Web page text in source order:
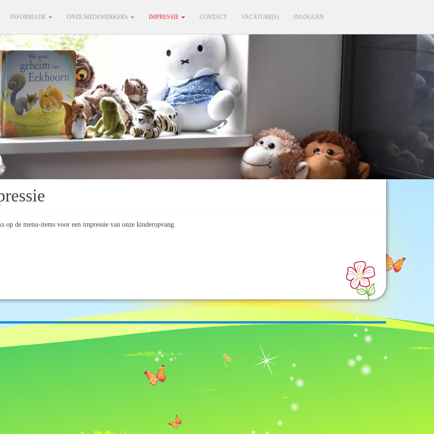
INFORMATIE ONZE MEDEWERKERS IMPRESSIE CONTACT VACATURE(S) INLOGGEN
op de menu-items voor een impressie van onze kinderopvang.